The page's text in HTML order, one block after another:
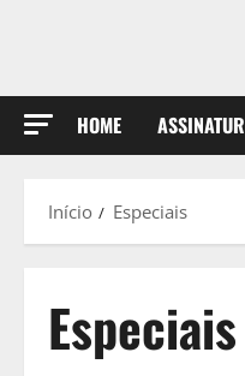
HOME
Início Especiais
Especiais